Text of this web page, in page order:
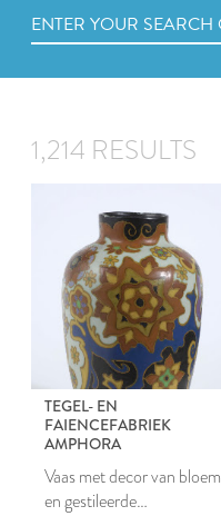
1,214 RESULTS
TEGEL- EN
FAIENCEFABRIEK
AMPHORA
Vaas met decor van bloem
en gestileerde